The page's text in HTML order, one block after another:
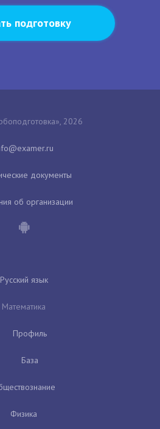
подготовку
2026
документы
об организации
Русский язык
Математика
Профиль
База
Физика